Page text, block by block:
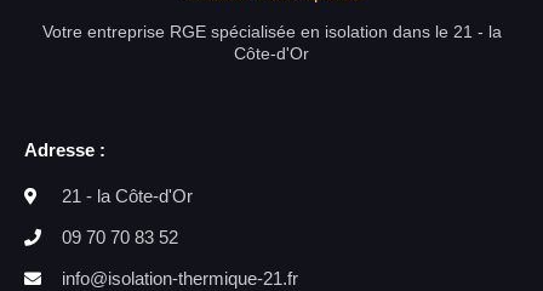
Votre entreprise RGE spécialisée en isolation dans le 21 - la
Côte-d'Or
Adresse :
21 - la Côte-d'Or
09 70 70 83 52
info@isolation-thermique-21.fr